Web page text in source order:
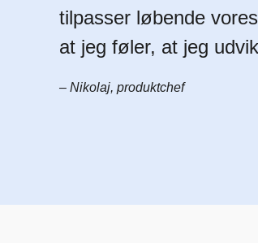
tilpasser løbende
at jeg føler, at jeg
– Nikolaj, produktchef